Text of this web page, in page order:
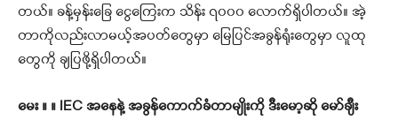
တယ်။ ခန့်မှန်းခြေ ငွေကြေးက သိန်း ၇၀၀၀ လောက်ရှိပါတယ်။ အဲ့
တာကိုလည်းလာမယ့်အပတ်တွေမှာ မြေပြင်အခွန်ရုံးတွေမှာ လူထု
တွေကို ချပြဖို့ရှိပါတယ်။
မေး ။ ။ IEC အနေနဲ့ အခွန်ကောက်ခံတာမျိုးကို ဒီးမော့ဆို မော်ချီး